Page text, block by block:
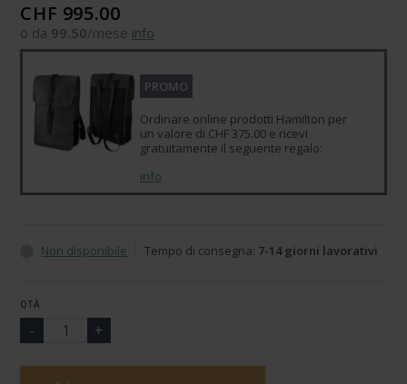
CHF 995.00
o da 99.50/mese info
PROMO
Ordinare online prodotti Hamilton per
un valore di CHF 375.00 e ricevi
gratuitamente il seguente regalo:
info
Non disponibile Tempo di consegna: 7-14 giorni lavorativi
QTÀ